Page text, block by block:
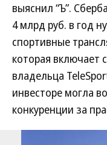
выяснил “Ъ”.
4 млрд руб. в год
спортивные
которая включает
владельца
инвесторе могла
конкуренции за